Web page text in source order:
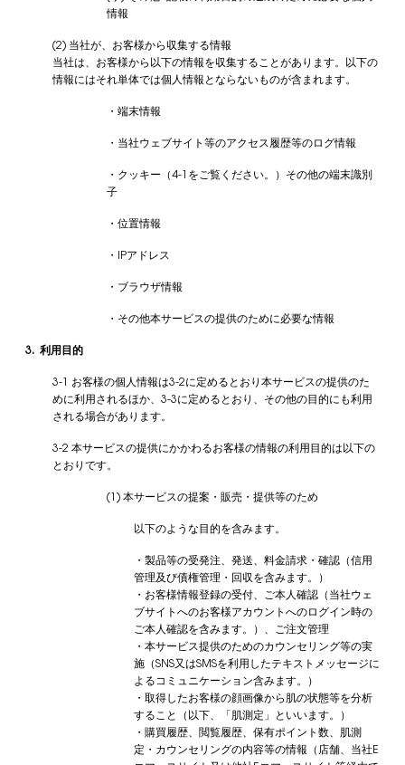
情報
(2) 当社が、お客様から収集する情報
当社は、お客様から以下の情報を収集することがあります。以下の
情報にはそれ単体では個人情報とならないものが含まれます。
・端末情報
・当社ウェブサイト等のアクセス履歴等のログ情報
・クッキー（4-1をご覧ください。）その他の端末識別
子
・位置情報
・IPアドレス
・ブラウザ情報
・その他本サービスの提供のために必要な情報
3. 利用目的
3-1 お客様の個人情報は3-2に定めるとおり本サービスの提供のた
めに利用されるほか、3-3に定めるとおり、その他の目的にも利用
される場合があります。
3-2 本サービスの提供にかかわるお客様の情報の利用目的は以下の
とおりです。
(1) 本サービスの提案・販売・提供等のため
以下のような目的を含みます。
・製品等の受発注、発送、料金請求・確認（信用
管理及び債権管理・回収を含みます。）
・お客様情報登録の受付、ご本人確認（当社ウェ
ブサイトへのお客様アカウントへのログイン時の
ご本人確認を含みます。）、ご注文管理
・本サービス提供のためのカウンセリング等の実
施（SNS又はSMSを利用したテキストメッセージに
よるコミュニケーション含みます。）
・取得したお客様の顔画像から肌の状態等を分析
すること（以下、「肌測定」といいます。）
・購買履歴、閲覧履歴、保有ポイント数、肌測
定・カウンセリングの内容等の情報（店舗、当社E